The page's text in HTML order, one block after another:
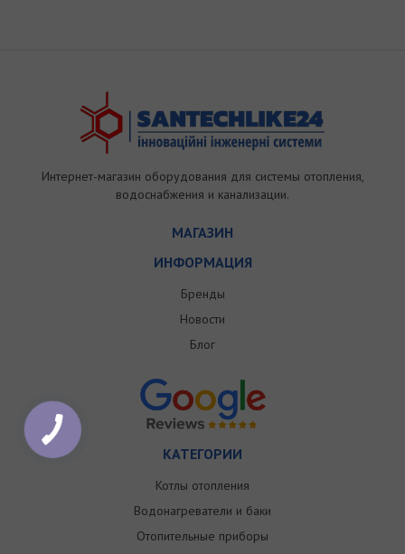
Интернет-магазин оборудования для системы отопления,
водоснабжения и канализации.
МАГАЗИН
ИНФОРМАЦИЯ
Бренды
Новости
Блог
КАТЕГОРИИ
Котлы отопления
Водонагреватели и баки
Отопительные приборы